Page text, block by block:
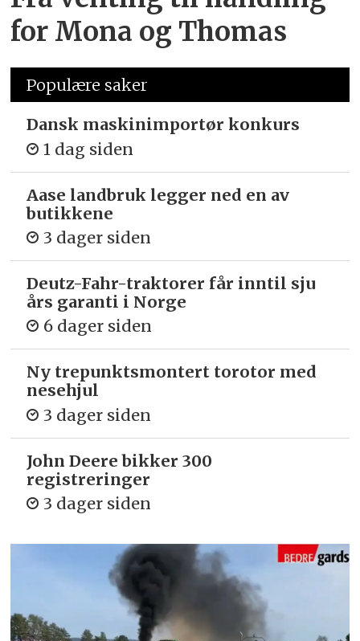
for Mona og Thomas
Populære saker
Dansk maskinimportør konkurs
1 dag siden
Aase landbruk legger ned en av
butikkene
3 dager siden
Deutz-Fahr-traktorer får inntil sju
års garanti i Norge
6 dager siden
Ny trepunkts­montert torotor med
nesehjul
3 dager siden
John Deere bikker 300
registreringer
3 dager siden